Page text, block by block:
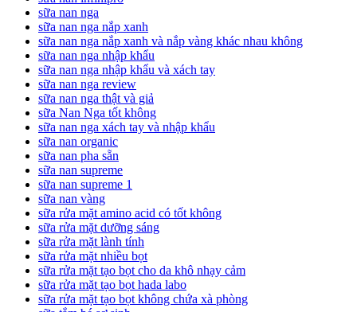
sữa nan nga
sữa nan nga nắp xanh
sữa nan nga nắp xanh và nắp vàng khác nhau không
sữa nan nga nhập khẩu
sữa nan nga nhập khẩu và xách tay
sữa nan nga review
sữa nan nga thật và giả
sữa Nan Nga tốt không
sữa nan nga xách tay và nhập khẩu
sữa nan organic
sữa nan pha sẵn
sữa nan supreme
sữa nan supreme 1
sữa nan vàng
sữa rửa mặt amino acid có tốt không
sữa rửa mặt dưỡng sáng
sữa rửa mặt lành tính
sữa rửa mặt nhiều bọt
sữa rửa mặt tạo bọt cho da khô nhạy cảm
sữa rửa mặt tạo bọt hada labo
sữa rửa mặt tạo bọt không chứa xà phòng